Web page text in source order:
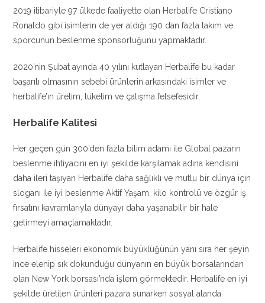
2019 itibariyle 97 ülkede faaliyette olan Herbalife Cristiano
Ronaldo gibi isimlerin de yer aldığı 190 dan fazla takım ve
sporcunun beslenme sponsorluğunu yapmaktadır.
2020’nin Şubat ayında 40 yılını kutlayan Herbalife bu kadar
başarılı olmasının sebebi ürünlerin arkasındaki isimler ve
herbalife’ın üretim, tüketim ve çalışma felsefesidir.
Herbalife Kalitesi
Her geçen gün 300’den fazla bilim adamı ile Global pazarın
beslenme ihtiyacını en iyi şekilde karşılamak adına kendisini
daha ileri taşıyan Herbalife daha sağlıklı ve mutlu bir dünya için
sloganı ile iyi beslenme Aktif Yaşam, kilo kontrolü ve özgür iş
fırsatını kavramlarıyla dünyayı daha yaşanabilir bir hale
getirmeyi amaçlamaktadır.
Herbalife hisseleri ekonomik büyüklüğünün yanı sıra her şeyin
ince elenip sık dokunduğu dünyanın en büyük borsalarından
olan New York borsası’nda işlem görmektedir. Herbalife en iyi
şekilde üretilen ürünleri pazara sunarken sosyal alanda